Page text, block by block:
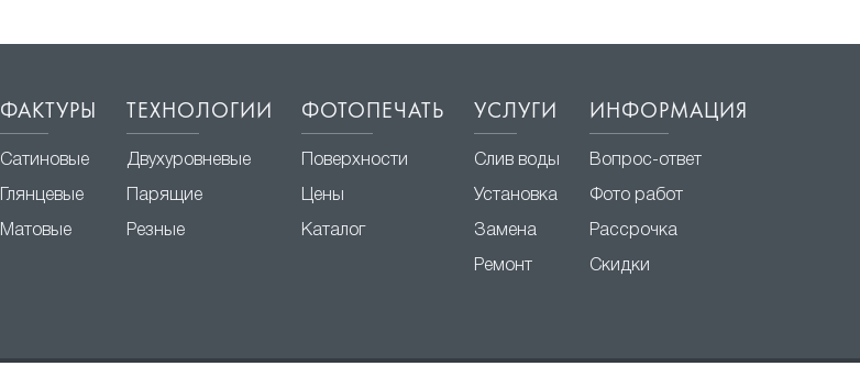
ФАКТУРЫ
Сатиновые
Глянцевые
Матовые
ТЕХНОЛОГИИ
Двухуровневые
Парящие
Резные
ФОТОПЕЧАТЬ
Поверхности
Цены
Каталог
УСЛУГИ
Слив воды
Установка
Замена
Ремонт
ИНФОРМАЦИЯ
Вопрос-ответ
Фото работ
Рассрочка
Скидки